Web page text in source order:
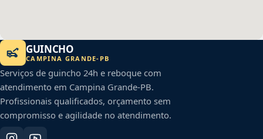
GUINCHO
CAMPINA GRANDE- PB
Serviços de guincho 24h e reboque com
atendimento em Campina Grande-PB.
Profissionais qualificados, orçamento sem
compromisso e agilidade no atendimento.